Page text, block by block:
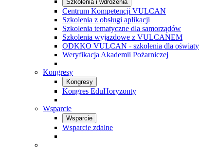
Szkolenia i wdrożenia
Centrum Kompetencji VULCAN
Szkolenia z obsługi aplikacji
Szkolenia tematyczne dla samorządów
Szkolenia wyjazdowe z VULCANEM
ODKKO VULCAN - szkolenia dla oświaty
Weryfikacja Akademii Pożarniczej
Kongresy
Kongresy
Kongres EduHoryzonty
Wsparcie
Wsparcie
Wsparcie zdalne